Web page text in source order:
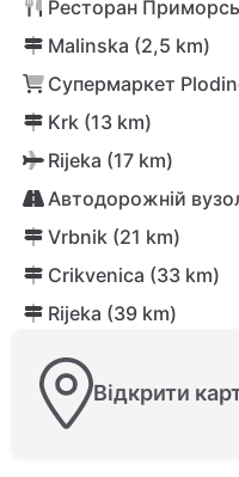
Ресторан
Malinska (2,5 km)
Супермаркет
Krk (13 km)
Rijeka (17 km)
Автодорожній
Vrbnik (21 km)
Crikvenica (33 km)
Rijeka (39 km)
Відкрити